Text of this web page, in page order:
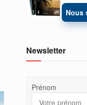
Nous
Newsletter
Prénom